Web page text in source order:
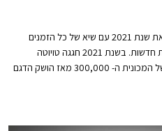
יוניון מוטורס, יבואנית טויוטה, מסכמת את שנת 2021 עם שיא של כל הזמנים
ומסירה של למעלה מ- 40,000 מכוניות חדשות. בשנת 2021 חגגה טויוטה
קורולה ציון דרך משמעותי עם מסירה של המכונית ה- 300,000 מאז הושק הדגם